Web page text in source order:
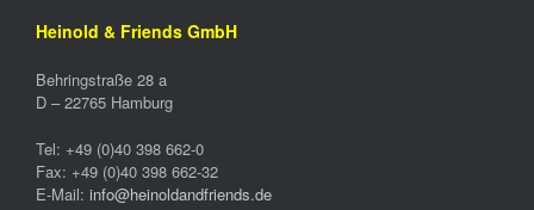
Heinold & Friends GmbH
Behringstraße 28 a
D –22765 Hamburg
Tel: +49 (0)40 398 662-0
Fax: +49 (0)40 398 662-32
E-Mail: info@heinoldandfriends.de